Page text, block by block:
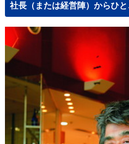
社長（または経営陣）からひと